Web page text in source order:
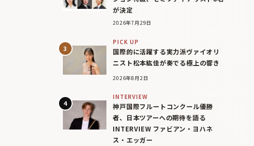
が決定
2026年7月29日
PICK UP
国際的に活躍する実力派ヴァイオリ
ニスト松本紘佳が奏でる極上の響き
2026年8月2日
INTERVIEW
神戸国際フルートコンクール優勝
者、日本ツアーへの期待を語る
INTERVIEW ファビアン・ヨハネ
ス・エッガー